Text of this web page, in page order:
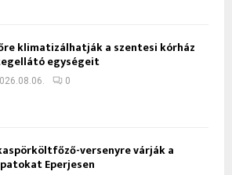
klimatizálhatják a szentesi kórház
egységeit
0
versenyre várják a
Eperjesen